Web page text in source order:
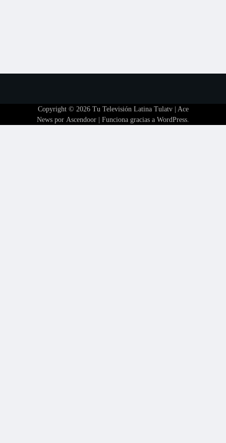
Copyright © 2026 Tu Televisión Latina Tulatv| Ace
News por Ascendoor | Funciona gracias a WordPress